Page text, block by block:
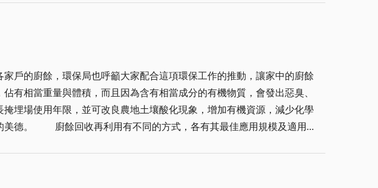
軟。 雞爪釘如同武器，可能傷害好人，治
果真正出現，造成之傷害程度，可能使一個美滿之家庭肇生悲劇，情何
工夫，搬運佈設，也得假手於人，動用交通工具，在幅員狹小聚落而居
戶的廚餘，環保局也呼籲大家配合這項環保工作的推動，讓家中的廚餘
有相當重量與體積，而且因為含有相當成分的有機物質，會發出惡臭、
埋場使用年限，並可改良農地土壤酸化現象，增加有機資源，減少化學
模及適用地
目的。在那個年代中，這些方法、觀念都是極為正常的生活習慣，也是